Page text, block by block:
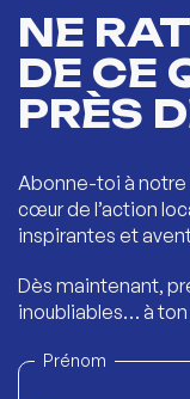
NE
DE CE
PRÈS
Abonne-toi à
cœur de l’action
inspirantes et
Dès maintenant,
inoubliables… à
Prénom